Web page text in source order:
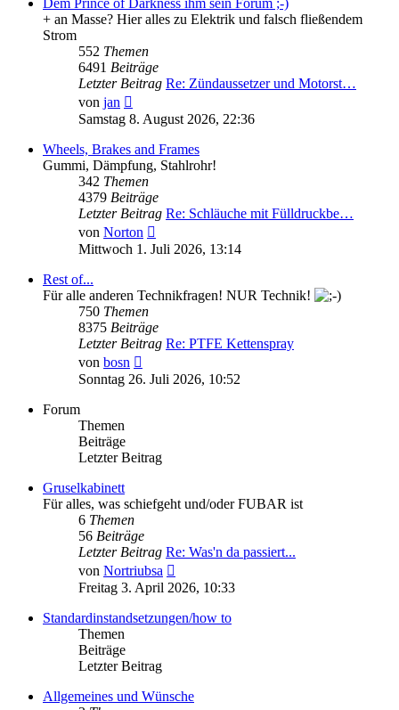
+ an Masse? Hier alles zu Elektrik und falsch fließendem
Strom
552 Themen
6491 Beiträge
Letzter Beitrag Re: Zündaussetzer und Motorst…
von jan
Beitrag
Samstag 8. August 2026, 22:36
Wheels, Brakes and Frames
Gummi, Dämpfung, Stahlrohr!
342 Themen
4379 Beiträge
Letzter Beitrag Re: Schläuche mit Fülldruckbe…
von Norton
Beitrag
Mittwoch 1. Juli 2026, 13:14
Rest of...
Für alle anderen Technikfragen! NUR Technik!
750 Themen
8375 Beiträge
Letzter Beitrag Re: PTFE Kettenspray
von bosn
Beitrag
Sonntag 26. Juli 2026, 10:52
Forum
Themen
Beiträge
Letzter Beitrag
Gruselkabinett
Für alles, was schiefgeht und/oder FUBAR ist
6 Themen
56 Beiträge
Letzter Beitrag Re: Was'n da passiert...
von Nortriubsa
Beitrag
Freitag 3. April 2026, 10:33
Standardinstandsetzungen/how to
Themen
Beiträge
Letzter Beitrag
Allgemeines und Wünsche